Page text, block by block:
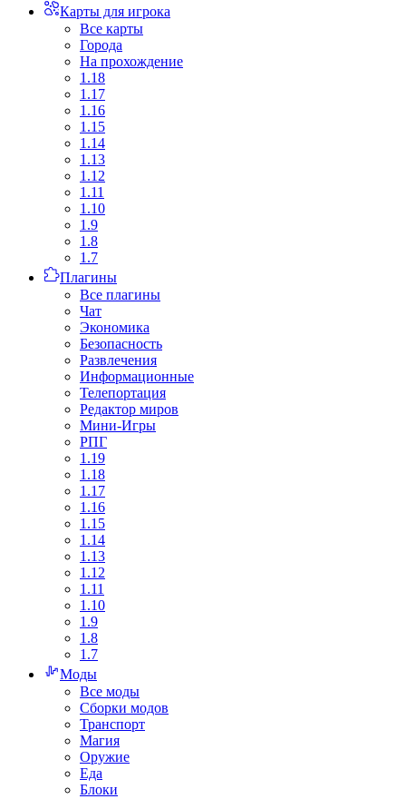
Карты для игрока
Все карты
Города
На прохождение
1.18
1.17
1.16
1.15
1.14
1.13
1.12
1.11
1.10
1.9
1.8
1.7
Плагины
Все плагины
Чат
Экономика
Безопасность
Развлечения
Информационные
Телепортация
Редактор миров
Мини-Игры
РПГ
1.19
1.18
1.17
1.16
1.15
1.14
1.13
1.12
1.11
1.10
1.9
1.8
1.7
Моды
Все моды
Сборки модов
Транспорт
Магия
Оружие
Еда
Блоки